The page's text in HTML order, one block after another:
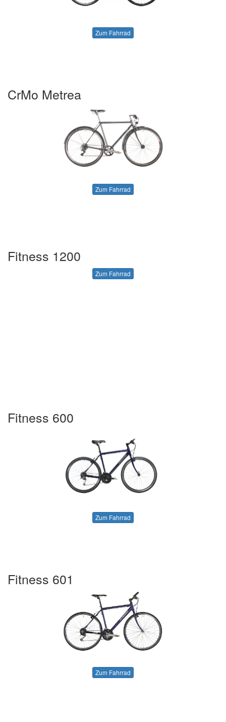
Zum Fahrrad
CrMo Metrea
Zum Fahrrad
Fitness 1200
Zum Fahrrad
Fitness 600
Zum Fahrrad
Fitness 601
Zum Fahrrad